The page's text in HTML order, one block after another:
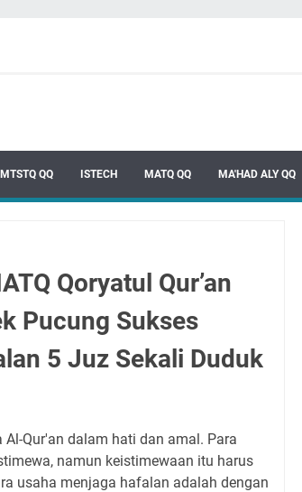
MTSTQ QQ ISTECH MATQ QQ MA'HAD ALY QQ
Qoryatul Qur’an
Pucung Sukses
5 Juz Sekali Duduk
Qur'an dalam hati dan amal. Para
namun keistimewaan itu harus
usaha menjaga hafalan adalah dengan